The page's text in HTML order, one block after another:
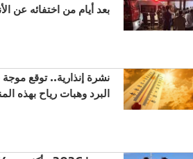
بعد أيام من اختفائه عن
نشرة إنذارية.. توقع
البرد وهبات رياح بهذه